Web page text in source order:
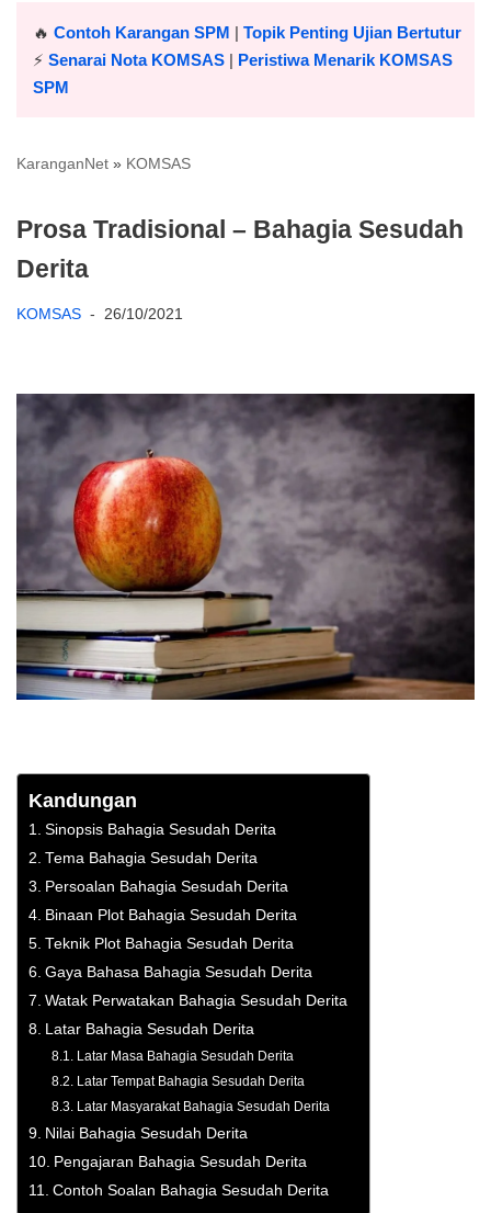
🔥 Contoh Karangan SPM | Topik Penting Ujian Bertutur
⚡️ Senarai Nota KOMSAS | Peristiwa Menarik KOMSAS
SPM
KaranganNet » KOMSAS
Prosa Tradisional – Bahagia Sesudah
Derita
KOMSAS 26/10/2021
Kandungan
Sinopsis Bahagia Sesudah Derita
Tema Bahagia Sesudah Derita
Persoalan Bahagia Sesudah Derita
Binaan Plot Bahagia Sesudah Derita
Teknik Plot Bahagia Sesudah Derita
Gaya Bahasa Bahagia Sesudah Derita
Watak Perwatakan Bahagia Sesudah Derita
Latar Bahagia Sesudah Derita
Latar Masa Bahagia Sesudah Derita
Latar Tempat Bahagia Sesudah Derita
Latar Masyarakat Bahagia Sesudah Derita
Nilai Bahagia Sesudah Derita
Pengajaran Bahagia Sesudah Derita
Contoh Soalan Bahagia Sesudah Derita